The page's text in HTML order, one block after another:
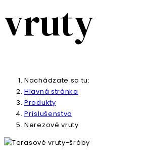
vruty
Nachádzate sa tu:
Hlavná stránka
Produkty
Príslušenstvo
Nerezové vruty